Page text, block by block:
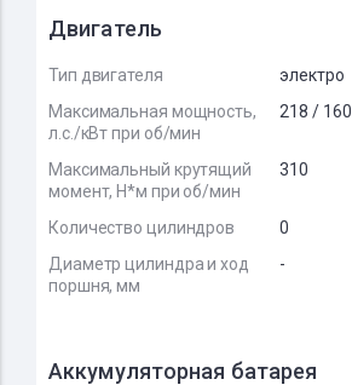
Двигатель
Тип двигателя
электро
Максимальная мощность,
л.с./кВт при об/мин
218 / 160
Максимальный крутящий
момент, Н*м при об/мин
310
Количество цилиндров
0
Диаметр цилиндра и ход
поршня, мм
-
Аккумуляторная батарея